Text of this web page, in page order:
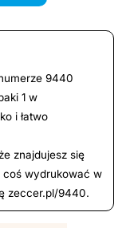
9440
1 w
i łatwo
znajdujesz się
coś wydrukować w
zeccer.pl/9440.